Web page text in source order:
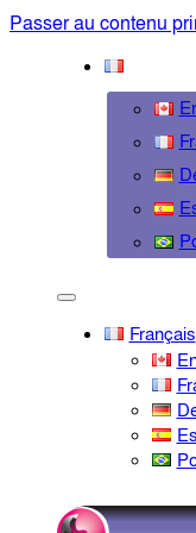
Passer au contenu
Français